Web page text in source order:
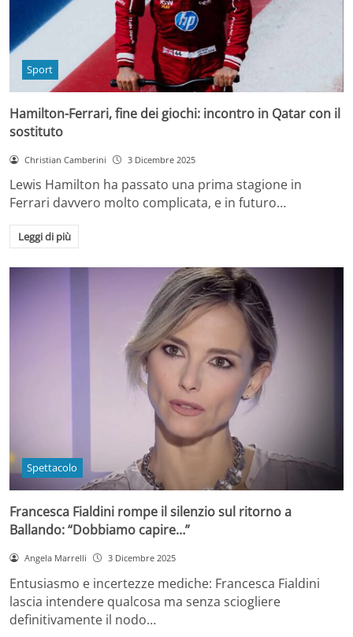
Sport
Hamilton-Ferrari, fine dei giochi: incontro in Qatar con il
sostituto
Christian Camberini 3 Dicembre 2025
Lewis Hamilton ha passato una prima stagione in
Ferrari davvero molto complicata, e in futuro…
Leggi di più
Spettacolo
Francesca Fialdini rompe il silenzio sul ritorno a
Ballando: “Dobbiamo capire…”
Angela Marrelli 3 Dicembre 2025
Entusiasmo e incertezze mediche: Francesca Fialdini
lascia intendere qualcosa ma senza sciogliere
definitivamente il nodo…